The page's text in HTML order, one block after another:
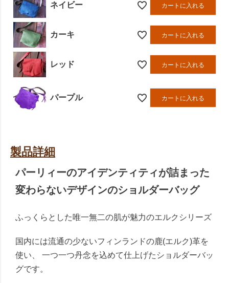
ネイビー カートに入れる
カーキ カートに入れる
レッド カートに入れる
パープル カートに入れる
製品詳細
パーリィーのアイデンティティが詰まった
変わらないデザインのショルダーバッグ
ふっくらとした唯一無二の肌が魅力のエルクシリーズ
国内には流通の少ないフィンランドの鹿(エルク)革を
使い、 一つ一つ丹念を込めて仕上げたショルダーバッ
グです。